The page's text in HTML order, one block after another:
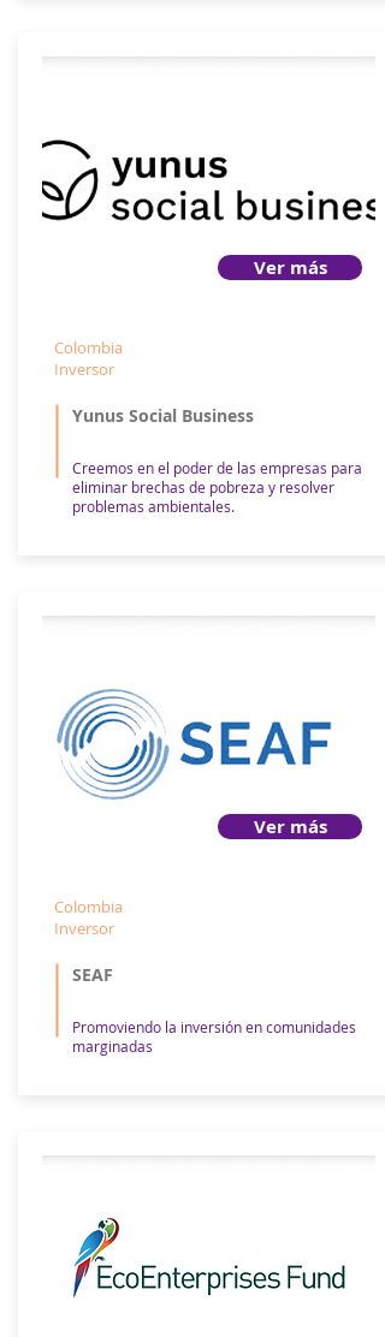
Ver más
Colombia
Inversor
Yunus Social Business
Creemos en el poder de las empresas para
eliminar brechas de pobreza y resolver
problemas ambientales.
Ver más
Colombia
Inversor
SEAF
Promoviendo la inversión en comunidades
marginadas